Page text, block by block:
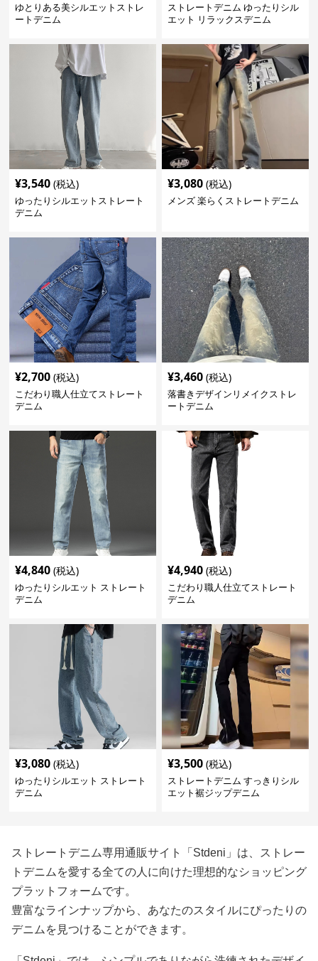
ゆとりある美シルエットストレ
ートデニム
ストレートデニム ゆったりシル
エット リラックスデニム
¥3,540 (税込)
ゆったりシルエットストレート
デニム
¥3,080 (税込)
メンズ 楽らくストレートデニム
¥2,700 (税込)
こだわり職人仕立てストレート
デニム
¥3,460 (税込)
落書きデザインリメイクストレ
ートデニム
¥4,840 (税込)
ゆったりシルエット ストレート
デニム
¥4,940 (税込)
こだわり職人仕立てストレート
デニム
¥3,080 (税込)
ゆったりシルエット ストレート
デニム
¥3,500 (税込)
ストレートデニム すっきりシル
エット裾ジップデニム
ストレートデニム専用通販サイト「Stdeni」は、ストレー
トデニムを愛する全ての人に向けた理想的なショッピング
プラットフォームです。
豊富なラインナップから、あなたのスタイルにぴったりの
デニムを見つけることができます。